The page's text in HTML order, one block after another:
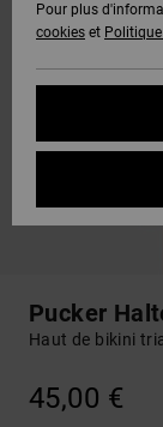
Pucker
Haut de bikini
45,00 €
Pour plus
cookies et